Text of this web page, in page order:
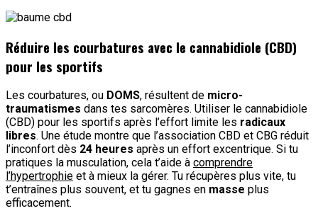
Réduire les courbatures avec le cannabidiole (CBD)
pour les sportifs
Les courbatures, ou DOMS, résultent de micro-
traumatismes dans tes sarcomères. Utiliser le cannabidiole
(CBD) pour les sportifs après l’effort limite les radicaux
libres. Une étude montre que l’association CBD et CBG réduit
l’inconfort dès 24 heures après un effort excentrique. Si tu
pratiques la musculation, cela t’aide à comprendre
l’hypertrophie et à mieux la gérer. Tu récupères plus vite, tu
t’entraînes plus souvent, et tu gagnes en masse plus
efficacement.